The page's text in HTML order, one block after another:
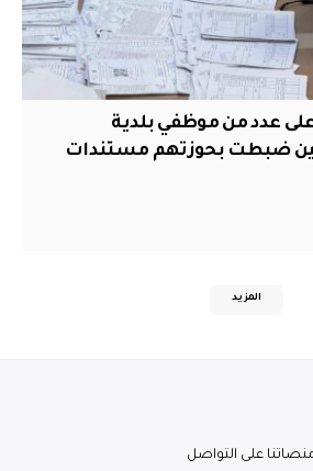
عدد من موظفي بلدية
ضبطت بحوزتهم مستندات
المزيد
على التواصل